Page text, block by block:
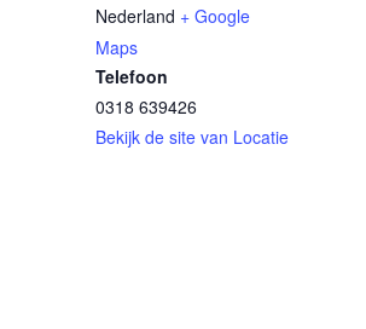
Nederland + Google
Maps
Telefoon
0318 639426
Bekijk de site van Locatie